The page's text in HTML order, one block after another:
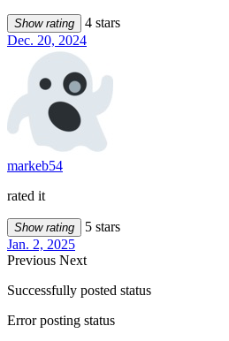
Show rating
4 stars
Dec. 20, 2024
markeb54
rated it
Show rating
5 stars
Jan. 2, 2025
Previous Next
Successfully posted status
Error posting status